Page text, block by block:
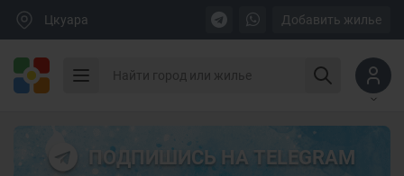
Цкуара Добавить жилье
ПОДПИШИСЬ НА TELEGRAM